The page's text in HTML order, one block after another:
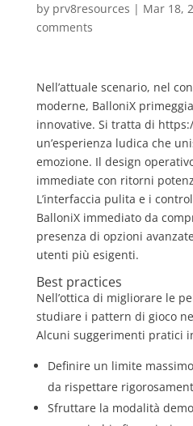
by prv8resources | Mar 18,
comments
Nell’attuale scenario, nel
moderne, BalloniX
innovative. Si tratta di
un’esperienza ludica che
emozione. Il design
immediate con ritorni
L’interfaccia pulita e i
BalloniX immediato da
presenza di opzioni
utenti più esigenti.
Best practices
Nell’ottica di migliorare le
studiare i pattern di gioco
Alcuni suggerimenti pratici
Definire un limite
da rispettare
Sfruttare la modalità